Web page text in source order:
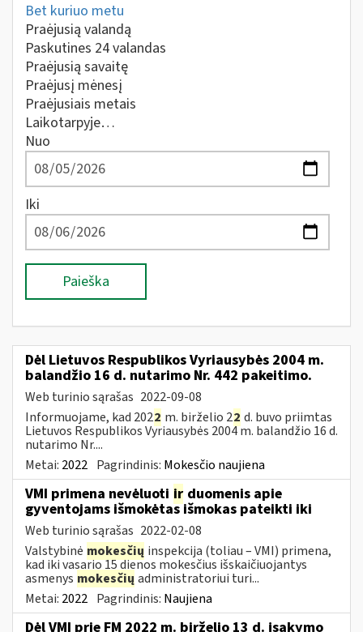
Bet kuriuo metu
Praėjusią valandą
Paskutines 24 valandas
Praėjusią savaitę
Praėjusį mėnesį
Praėjusiais metais
Laikotarpyje…
Nuo
Iki
Paieška
Dėl Lietuvos Respublikos Vyriausybės 2004 m.
balandžio 16 d. nutarimo Nr. 442 pakeitimo.
Web turinio sąrašas 2022-09-08
Informuojame, kad 2022 m. birželio 22 d. buvo priimtas
Lietuvos Respublikos Vyriausybės 2004 m. balandžio 16 d.
nutarimo Nr....
Metai: 2022 Pagrindinis: Mokesčio naujiena
VMI primena nevėluoti ir duomenis apie
gyventojams išmokėtas išmokas pateikti iki
Web turinio sąrašas 2022-02-08
Valstybinė mokesčių inspekcija (toliau – VMI) primena,
kad iki vasario 15 dienos mokesčius išskaičiuojantys
asmenys mokesčių administratoriui turi...
Metai: 2022 Pagrindinis: Naujiena
Dėl VMI prie FM 2022 m. birželio 13 d. įsakymo